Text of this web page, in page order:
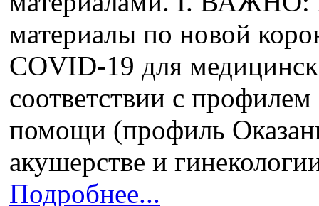
материалы по новой
COVID-19 для
соответствии с
помощи (профиль
акушерстве и
Подробнее...